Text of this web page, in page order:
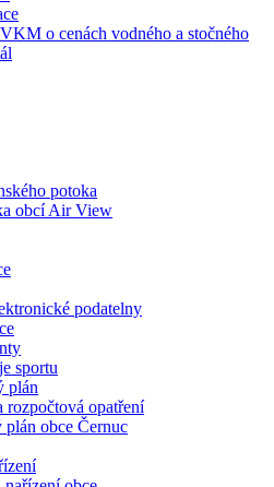
o cenách vodného a stočného
potoka
obcí Air View
podatelny
sportu
plán
rozpočtová opatření
plán obce Černuc